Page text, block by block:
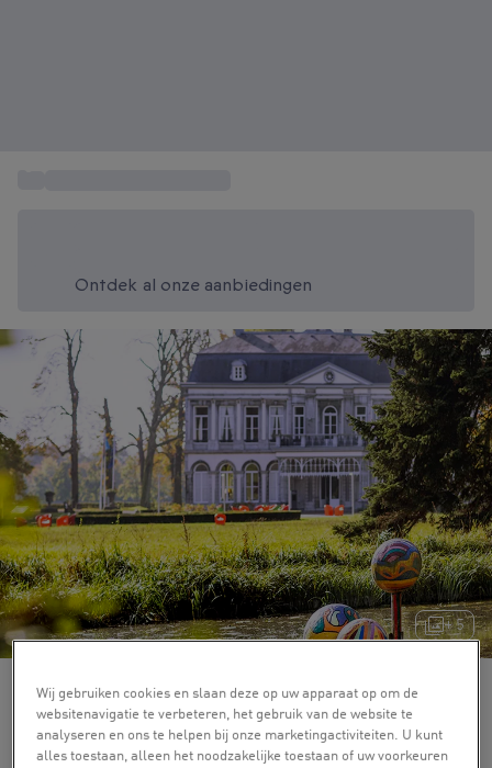
Ontdek al onze aanbiedingen
+ 5
Wij gebruiken cookies en slaan deze op uw apparaat op om de
websitenavigatie te verbeteren, het gebruik van de website te
analyseren en ons te helpen bij onze marketingactiviteiten. U kunt
alles toestaan, alleen het noodzakelijke toestaan of uw voorkeuren